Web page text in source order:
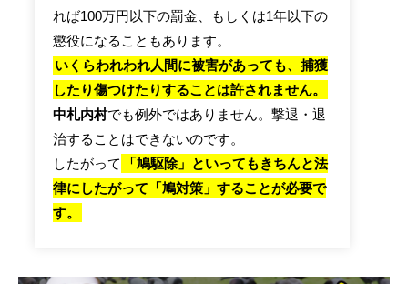
れば100万円以下の罰金、もしくは1年以下の
懲役になることもあります。
いくらわれわれ人間に被害があっても、捕獲
したり傷つけたりすることは許されません。
中札内村でも例外ではありません。撃退・退
治することはできないのです。
したがって
「鳩駆除」といってもきちんと法
律にしたがって「鳩対策」することが必要で
す。